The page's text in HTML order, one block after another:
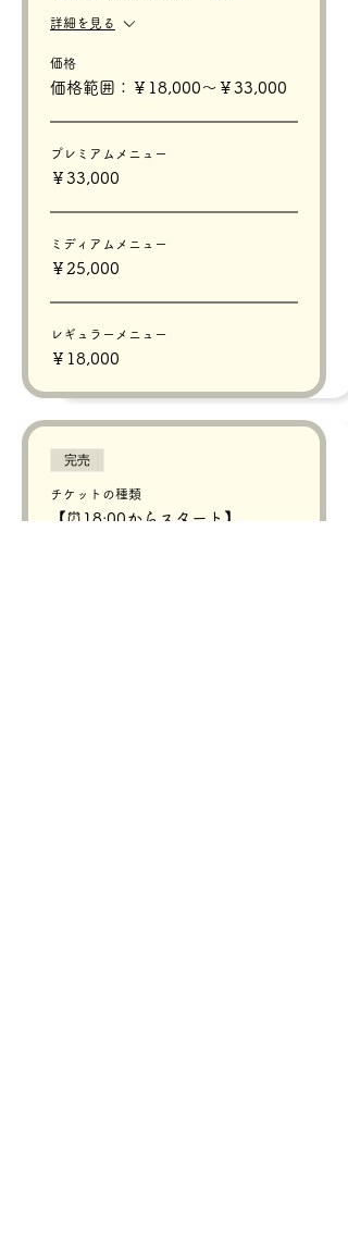
詳細を見る
価格
価格範囲：￥18,000〜￥33,000
プレミアムメニュー
￥33,000
ミディアムメニュー
￥25,000
レギュラーメニュー
￥18,000
完売
チケットの種類
【⏰18:00からスタート】